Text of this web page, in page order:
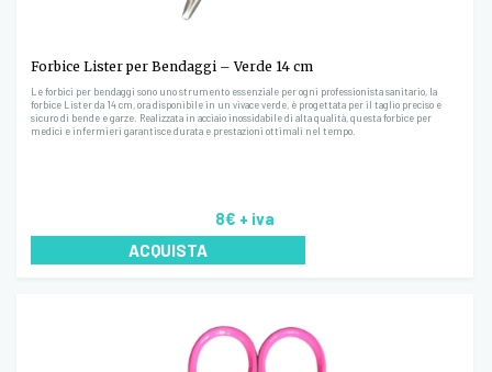
Forbice Lister per Bendaggi – Verde 14 cm
Le forbici per bendaggi sono uno strumento essenziale per ogni professionista sanitario, la
forbice Lister da 14 cm, ora disponibile in un vivace verde, è progettata per il taglio preciso e
sicuro di bende e garze. Realizzata in acciaio inossidabile di alta qualità, questa forbice per
medici e infermieri garantisce durata e prestazioni ottimali nel tempo.
8€ + iva
ACQUISTA